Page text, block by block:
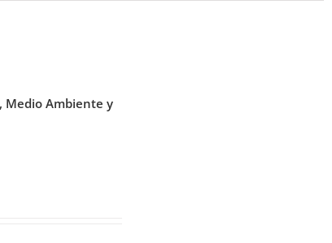
Medio Ambiente y